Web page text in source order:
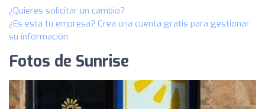
¿Quieres solicitar un cambio?
¿Es esta tu empresa? Crea una cuenta gratis para gestionar
su información
Fotos de Sunrise